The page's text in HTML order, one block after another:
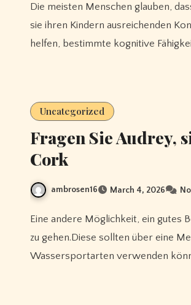
Die meisten Menschen glauben, dass die geistige Leistungsfähigkeit ihrer Kinder gesteigert werden kann, wenn
sie ihren Kindern ausreichenden
helfen, bestimmte kognitive
Uncategorized
Fragen Sie Audrey,
Cork
ambrosen16 March 4, 2026
Eine andere Möglichkeit, ein gutes Board zu finden, besteht darin, zu einem nahegelegenen Wassersportgeschäft
zu gehen.Diese sollten über eine
Wassersportarten verwenden